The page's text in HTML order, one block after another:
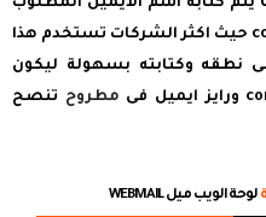
يتم الضغط عليها ثم فى Username يتم كتابة اسم الايميل المطلوب
على سبيل المثال اكتب كلمة contact حيث اكثر الشركات تستخدم هذا
نطقه وكتابته بسهولة ليكون
ورايز ايميل فى مطروح تنصح
لوحة الويب ميل WEBMAIL